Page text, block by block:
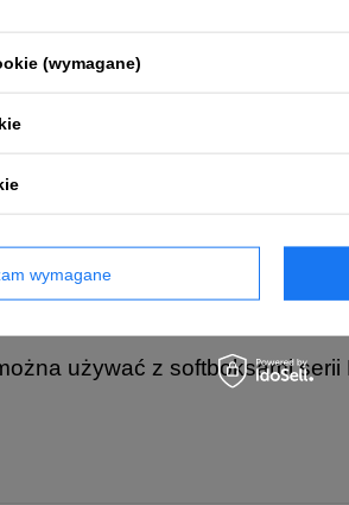
przód, który umożliwia
konturowe Softboxa
krawędziową za
czarne tło.
i łatwego montażu
używać z softboksami serii
(wymagane)
wymagane